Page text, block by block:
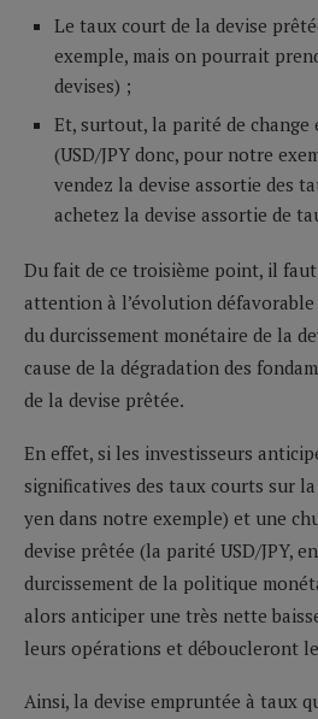
Le taux court de la devise
exemple, mais on pourrait
devises) ;
Et, surtout, la parité de change
(USD/JPY donc, pour notre
vendez la devise assortie des
achetez la devise assortie de
Du fait de ce troisième point, il
attention à l’évolution défavorable
du durcissement monétaire de la
cause de la dégradation des
de la devise prêtée.
En effet, si les investisseurs
significatives des taux courts sur
yen dans notre exemple) et une
devise prêtée (la parité USD/JPY,
durcissement de la politique
alors anticiper une très nette
leurs opérations et déboucleront
Ainsi, la devise empruntée à taux